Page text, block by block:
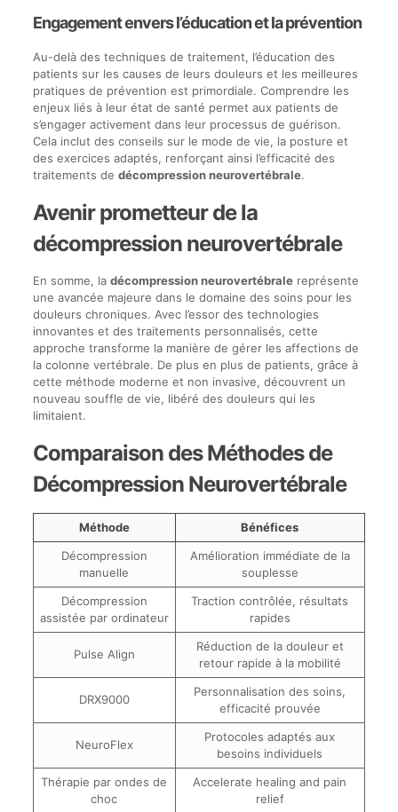
Engagement envers l’éducation et la prévention
Au-delà des techniques de traitement, l’éducation des
patients sur les causes de leurs douleurs et les meilleures
pratiques de prévention est primordiale. Comprendre les
enjeux liés à leur état de santé permet aux patients de
s’engager activement dans leur processus de guérison.
Cela inclut des conseils sur le mode de vie, la posture et
des exercices adaptés, renforçant ainsi l’efficacité des
traitements de décompression neurovertébrale.
Avenir prometteur de la
décompression neurovertébrale
En somme, la décompression neurovertébralereprésente
une avancée majeure dans le domaine des soins pour les
douleurs chroniques. Avec l’essor des technologies
innovantes et des traitements personnalisés, cette
approche transforme la manière de gérer les affections de
la colonne vertébrale. De plus en plus de patients, grâce à
cette méthode moderne et non invasive, découvrent un
nouveau souffle de vie, libéré des douleurs qui les
limitaient.
Comparaison des Méthodes de
Décompression Neurovertébrale
Méthode
Bénéfices
Décompression
manuelle
Amélioration immédiate de la
souplesse
Décompression
assistée par ordinateur
Traction contrôlée, résultats
rapides
Pulse Align
Réduction de la douleur et
retour rapide à la mobilité
DRX9000
Personnalisation des soins,
efficacité prouvée
NeuroFlex
Protocoles adaptés aux
besoins individuels
Thérapie par ondes de
choc
Accelerate healing and pain
relief